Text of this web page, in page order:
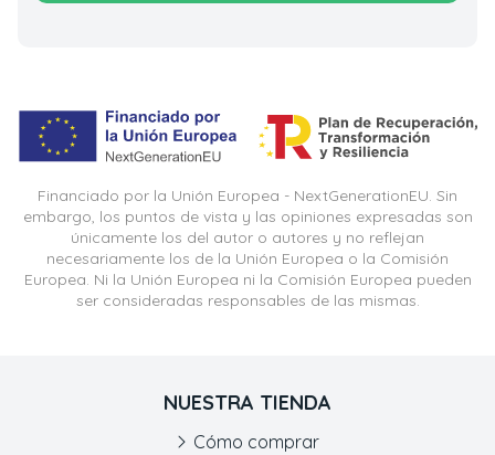
Financiado por la Unión Europea - NextGenerationEU. Sin
embargo, los puntos de vista y las opiniones expresadas son
únicamente los del autor o autores y no reflejan
necesariamente los de la Unión Europea o la Comisión
Europea. Ni la Unión Europea ni la Comisión Europea pueden
ser consideradas responsables de las mismas.
NUESTRA TIENDA
Cómo comprar